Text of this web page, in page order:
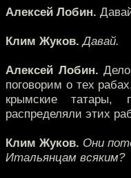
Алексей Лобин.
Клим Жуков. Давай.
Алексей Лобин.
поговорим о тех
крымские татары,
распределяли этих
Клим Жуков. Они
Итальянцам всяким?